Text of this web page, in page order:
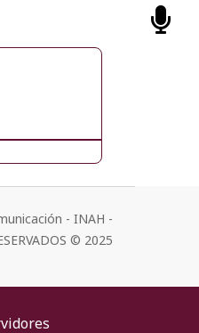
- INAH -
© 2025